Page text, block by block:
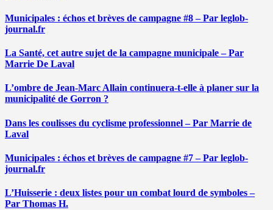
Municipales : échos et brèves de campagne #8 – Par leglob-
journal.fr
La Santé, cet autre sujet de la campagne municipale – Par
Marrie De Laval
L’ombre de Jean-Marc Allain continuera-t-elle à planer sur la
municipalité de Gorron ?
Dans les coulisses du cyclisme professionnel – Par Marrie de
Laval
Municipales : échos et brèves de campagne #7 – Par leglob-
journal.fr
L’Huisserie : deux listes pour un combat lourd de symboles –
Par Thomas H.